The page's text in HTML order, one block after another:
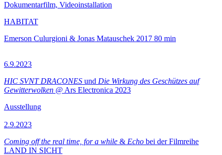
Dokumentarfilm, Videoinstallation
HABITAT
Emerson Culurgioni & Jonas Matauschek 2017 80 min
6.9.2023
HIC SVNT DRACONES und Die Wirkung des Geschützes auf
Gewitterwolken @ Ars Electronica 2023
Ausstellung
2.9.2023
Coming off the real time, for a while & Echo bei der Filmreihe
LAND IN SICHT